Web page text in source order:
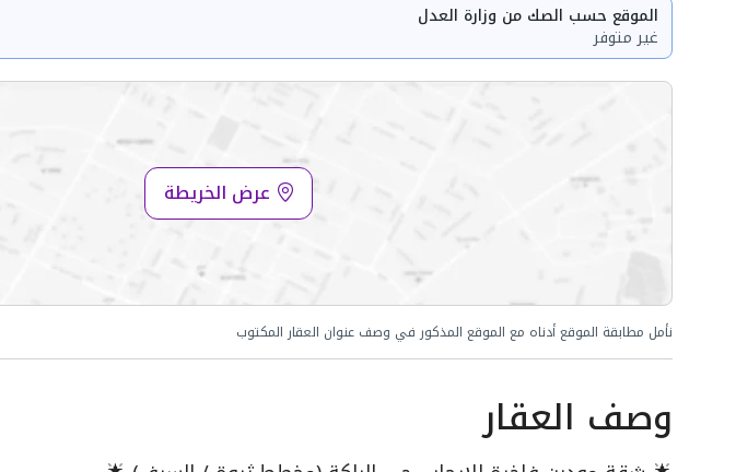
الموقع حسب الصك من وزارة العدل
غير متوفر
عرض الخريطة
نأمل مطابقة الموقع أدناه مع الموقع المذكور في وصف عنوان العقار المكتوب
وصف العقار